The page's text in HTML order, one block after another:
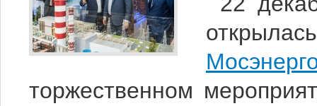
открылась
торжественном